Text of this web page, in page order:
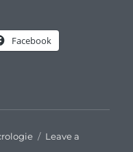
Facebook
Leave a